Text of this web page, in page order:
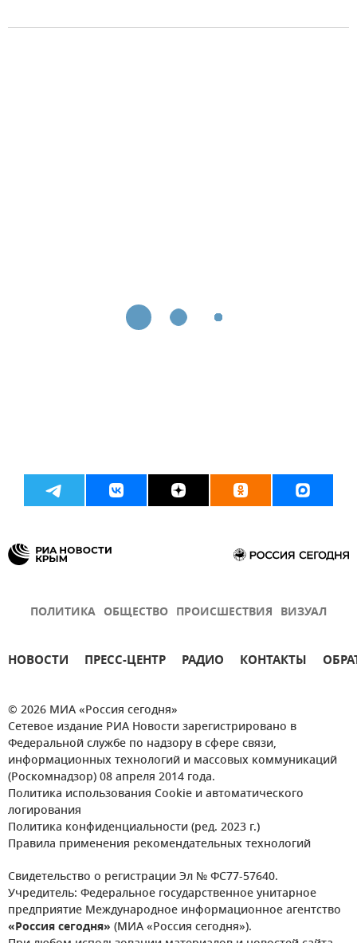
ПОЛИТИКА ОБЩЕСТВО ПРОИСШЕСТВИЯ ВИЗУАЛ
НОВОСТИ ПРЕСС-ЦЕНТР РАДИО КОНТАКТЫ
© 2026 МИА «Россия сегодня»
Сетевое издание РИА Новости зарегистрировано в
Федеральной службе по надзору в сфере связи,
информационных технологий и массовых коммуникаций
(Роскомнадзор) 08 апреля 2014 года.
Политика использования Cookie и автоматического
логирования
Политика конфиденциальности (ред. 2023 г.)
Правила применения рекомендательных технологий
Свидетельство о регистрации Эл № ФС77-57640.
Учредитель: Федеральное государственное унитарное
предприятие Международное информационное агентство
«Россия сегодня» (МИА «Россия сегодня»).